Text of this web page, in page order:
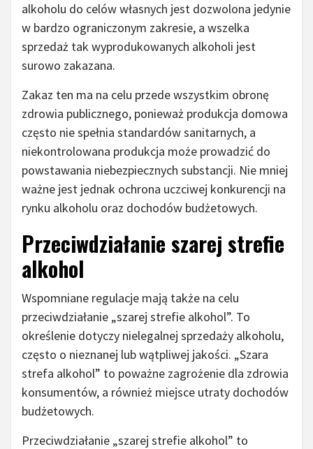
alkoholu do celów własnych jest dozwolona jedynie
w bardzo ograniczonym zakresie, a wszelka
sprzedaż tak wyprodukowanych alkoholi jest
surowo zakazana.
Zakaz ten ma na celu przede wszystkim obronę
zdrowia publicznego, ponieważ produkcja domowa
często nie spełnia standardów sanitarnych, a
niekontrolowana produkcja może prowadzić do
powstawania niebezpiecznych substancji. Nie mniej
ważne jest jednak ochrona uczciwej konkurencji na
rynku alkoholu oraz dochodów budżetowych.
Przeciwdziałanie szarej strefie
alkohol
Wspomniane regulacje mają także na celu
przeciwdziałanie „szarej strefie alkohol”. To
określenie dotyczy nielegalnej sprzedaży alkoholu,
często o nieznanej lub wątpliwej jakości. „Szara
strefa alkohol” to poważne zagrożenie dla zdrowia
konsumentów, a również miejsce utraty dochodów
budżetowych.
Przeciwdziałanie „szarej strefie alkohol” to